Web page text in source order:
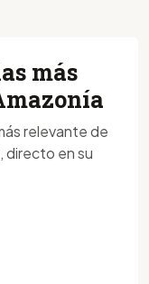
más
relevante de
directo en su